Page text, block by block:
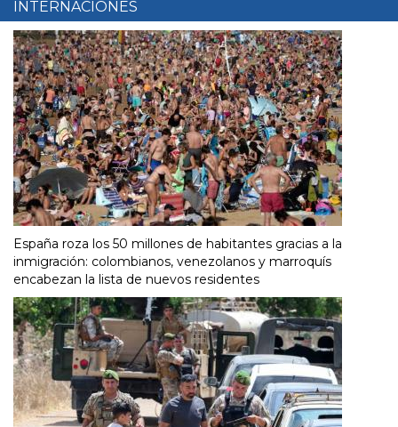
INTERNACIONES
España roza los 50 millones de habitantes gracias a la
inmigración: colombianos, venezolanos y marroquís
encabezan la lista de nuevos residentes